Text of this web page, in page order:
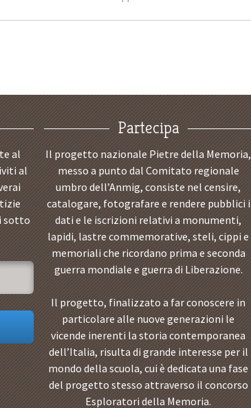
al
al
sotto
Partecipa
Il progetto nazionale Pietre della Memoria,
messo a punto dal Comitato regionale
umbro dell’Anmig, consiste nel censire,
catalogare, fotografare e rendere pubblici i
dati e le iscrizioni relativi a monumenti,
lapidi, lastre commemorative, steli, cippi e
memoriali che ricordano prima e seconda
guerra mondiale e guerra di Liberazione.
Il progetto, finalizzato a far conoscere in
particolare alle nuove generazioni le
vicende inerenti la storia contemporanea
dell’Italia, risulta di grande interesse per il
mondo della scuola, cui è dedicata una fase
del progetto stesso attraverso il concorso
Esploratori della Memoria.